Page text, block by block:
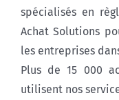
spécialisés en
Achat Solutions
les entreprises
Plus de 15 000
utilisent nos